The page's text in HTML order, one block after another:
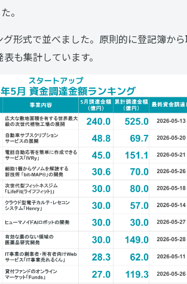
。
形式で並べました。原則的に登記簿か
も集計しています。